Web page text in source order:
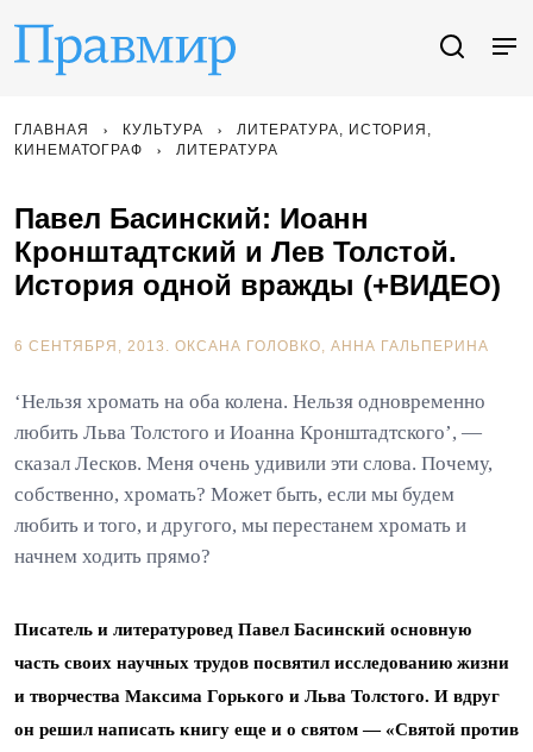
ГЛАВНАЯ КУЛЬТУРА
ЛИТЕРАТУРА, ИСТОРИЯ,
КИНЕМАТОГРАФ
ЛИТЕРАТУРА
Павел Басинский: Иоанн
Кронштадтский и Лев Толстой.
История одной вражды (+ВИДЕО)
6 СЕНТЯБРЯ, 2013. ОКСАНА ГОЛОВКО АННА ГАЛЬПЕРИНА
‘Нельзя хромать на оба колена. Нельзя одновременно
любить Льва Толстого и Иоанна Кронштадтского’, —
сказал Лесков. Меня очень удивили эти слова. Почему,
собственно, хромать? Может быть, если мы будем
любить и того, и другого, мы перестанем хромать и
начнем ходить прямо?
Писатель и литературовед Павел Басинский основную
часть своих научных трудов посвятил исследованию жизни
и творчества Максима Горького и Льва Толстого. И вдруг
он решил написать книгу еще и о святом — «Святой против